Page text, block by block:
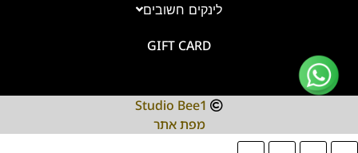
לינקים חשובים
GIFT CARD
Studio Bee1
מפת אתר